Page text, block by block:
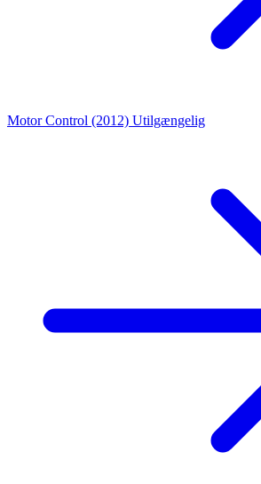
Motor Control (2012) Utilgængelig